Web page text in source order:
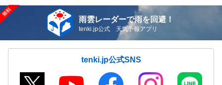
雨雲レーダーで雨を回避！
tenki.jp公式 天気予報アプリ
tenki.jp公式SNS